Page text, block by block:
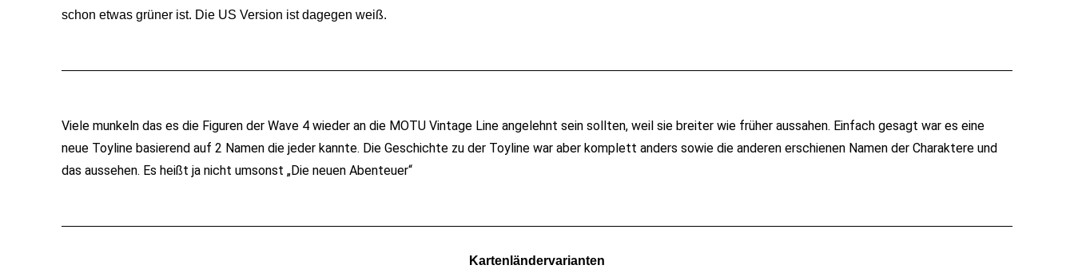
schon etwas grüner ist. Die US Version ist dagegen weiß.
Viele munkeln das es die Figuren der Wave 4 wieder an die MOTU Vintage Line angelehnt sein sollten, weil sie breiter wie früher aussahen. Einfach gesagt war es eine
neue Toyline basierend auf 2 Namen die jeder kannte. Die Geschichte zu der Toyline war aber komplett anders sowie die anderen erschienen Namen der Charaktere und
das aussehen. Es heißt ja nicht umsonst „Die neuen Abenteuer“
Kartenländervarianten